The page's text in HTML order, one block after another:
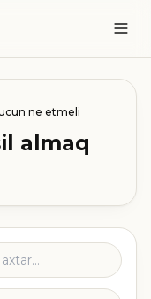
ne etmeli
almaq